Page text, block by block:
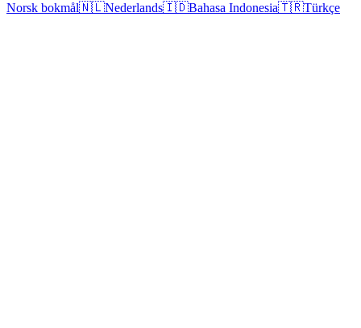
Norsk bokmål🇳🇱Nederlands🇮🇩Bahasa Indonesia🇹🇷Türkçe